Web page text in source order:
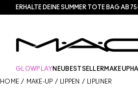
ERHALTE DEINE SUMMER TOTE BAG AB
GLOWPLAY NEUBESTSELLER MAKEUP
HOME / MAKE-UP / LIPPEN / LIPLINER